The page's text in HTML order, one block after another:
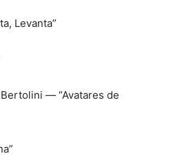
Levanta”
— “Avatares de